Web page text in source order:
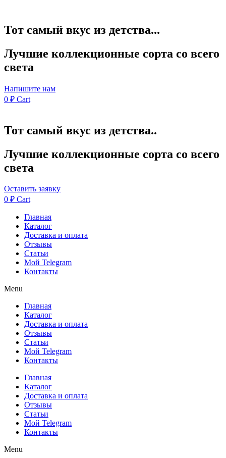
Тот самый вкус из детства...
Лучшие коллекционные сорта со всего
света
Напишите нам
0 ₽ Cart
Тот самый вкус из детства..
Лучшие коллекционные сорта со всего
света
Оставить заявку
0 ₽ Cart
Главная
Каталог
Доставка и оплата
Отзывы
Статьи
Мой Telegram
Контакты
Menu
Главная
Каталог
Доставка и оплата
Отзывы
Статьи
Мой Telegram
Контакты
Главная
Каталог
Доставка и оплата
Отзывы
Статьи
Мой Telegram
Контакты
Menu